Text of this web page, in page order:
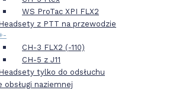
WS ProTac XPI FLX2
z PTT na przewodzie
-
CH-3 FLX2 (-110)
CH-5 z J11
tylko do odsłuchu
obsługi naziemnej